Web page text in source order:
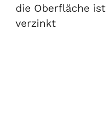
die Oberfläche ist
verzinkt